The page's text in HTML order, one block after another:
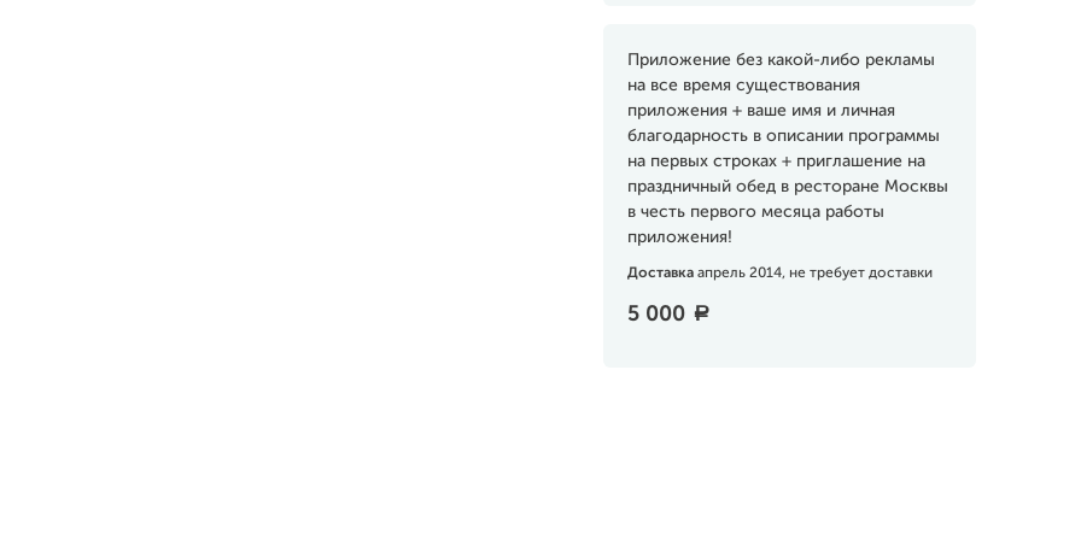
Приложение без какой-либо рекламы
на все время существования
приложения + ваше имя и личная
благодарность в описании программы
на первых строках + приглашение на
праздничный обед в ресторане Москвы
в честь первого месяца работы
приложения!
Доставка апрель 2014, не требует доставки
5 000 a